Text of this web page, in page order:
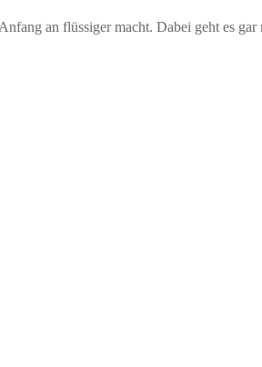
an flüssiger macht. Dabei geht es